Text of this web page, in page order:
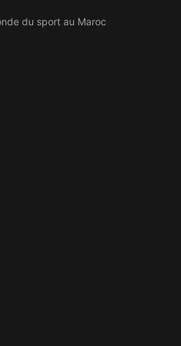
du sport au Maroc